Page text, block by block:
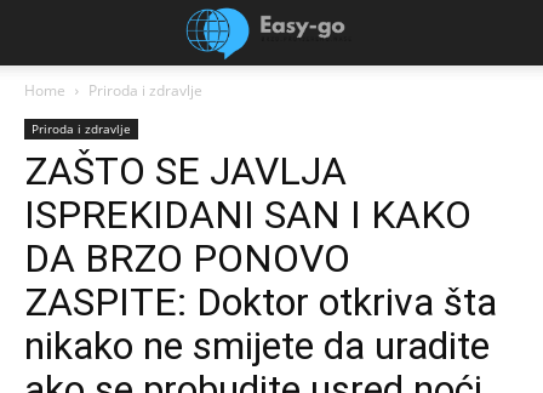
Home Priroda i zdravlje
Priroda i zdravlje
ZAŠTO SE JAVLJA
ISPREKIDANI SAN I KAKO
DA BRZO PONOVO
ZASPITE: Doktor otkriva šta
nikako ne smijete da uradite